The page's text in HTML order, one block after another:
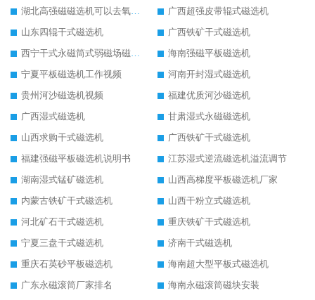
湖北高强磁磁选机可以去氧化铝
广西超强皮带辊式磁选机
山东四辊干式磁选机
广西铁矿干式磁选机
西宁干式永磁筒式弱磁场磁选机结构图
海南强磁平板磁选机
宁夏平板磁选机工作视频
河南开封湿式磁选机
贵州河沙磁选机视频
福建优质河沙磁选机
广西湿式磁选机
甘肃湿式永磁磁选机
山西求购干式磁选机
广西铁矿干式磁选机
福建强磁平板磁选机说明书
江苏湿式逆流磁选机溢流调节
湖南湿式锰矿磁选机
山西高梯度平板磁选机厂家
内蒙古铁矿干式磁选机
山西干粉立式磁选机
河北矿石干式磁选机
重庆铁矿干式磁选机
宁夏三盘干式磁选机
济南干式磁选机
重庆石英砂平板磁选机
海南超大型平板式磁选机
广东永磁滚筒厂家排名
海南永磁滚筒磁块安装